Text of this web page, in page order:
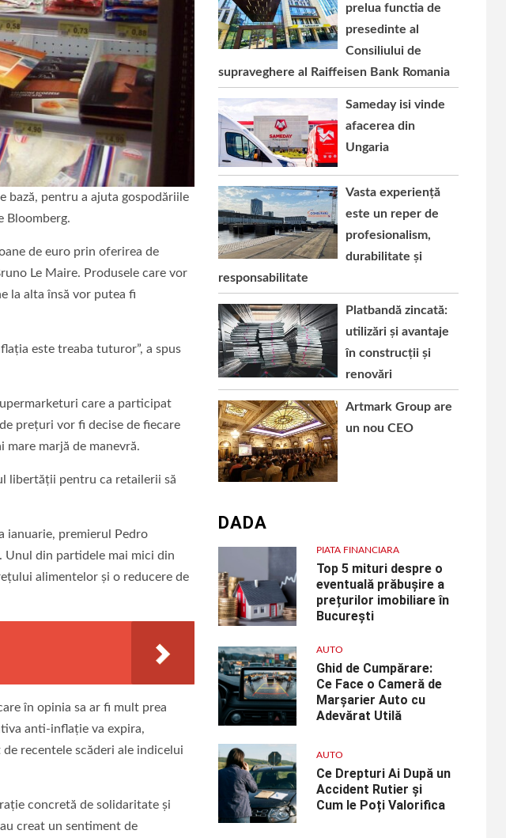
bază, pentru a ajuta gospodăriile
Bloomberg.
de euro prin oferirea de
Le Maire. Produsele care vor
la alta însă vor putea fi
este treaba tuturor”, a spus
care a participat
preţuri vor fi decise de fiecare
marjă de manevră.
libertăţii pentru ca retailerii să
ianuarie, premierul Pedro
Unul din partidele mai mici din
alimentelor şi o reducere de
în opinia sa ar fi mult prea
anti-inflaţie va expira,
recentele scăderi ale indicelui
concretă de solidaritate și
creat un sentiment de
prelua functia de
presedinte al
Consiliului de
supraveghere al Raiffeisen Bank Romania
Sameday isi vinde
afacerea din
Ungaria
Vasta experiență
este un reper de
profesionalism,
durabilitate și
responsabilitate
Platbandă zincată:
utilizări și avantaje
în construcții și
renovări
Artmark Group are
un nou CEO
DADA
PIATA FINANCIARA
Top 5 mituri despre o
eventuală prăbușire a
prețurilor imobiliare în
București
AUTO
Ghid de Cumpărare:
Ce Face o Cameră de
Marșarier Auto cu
Adevărat Utilă
AUTO
Ce Drepturi Ai După un
Accident Rutier și
Cum le Poți Valorifica